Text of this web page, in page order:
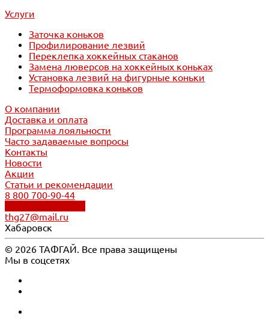
Услуги
Заточка коньков
Профилирование лезвий
Переклепка хоккейных стаканов
Замена люверсов на хоккейных коньках
Установка лезвий на фигурные коньки
Термоформовка коньков
О компании
Доставка и оплата
Программа лояльности
Часто задаваемые вопросы
Контакты
Новости
Акции
Статьи и рекомендации
8 800 700-90-44
thg27@mail.ru
Хабаровск
© 2026 ТАФГАЙ. Все права защищены
Мы в соцсетях